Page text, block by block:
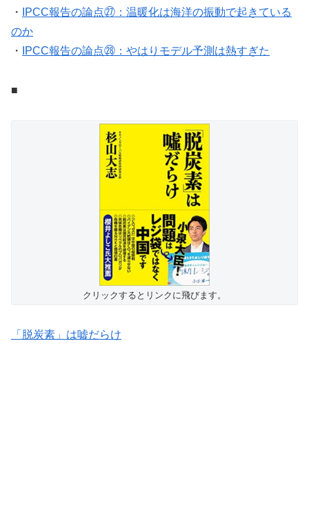
・
IPCC報告の論点㉗：温暖化は海洋の振動で起きている
のか
・
IPCC報告の論点㉘：やはりモデル予測は熱すぎた
■
クリックするとリンクに飛びます。
「脱炭素」は嘘だらけ